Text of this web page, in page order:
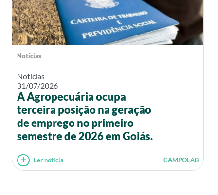
Notícias
Notícias
31/07/2026
A Agropecuária ocupa
terceira posição na geração
de emprego no primeiro
semestre de 2026 em Goiás.
Ler notícia CAMPOLAB